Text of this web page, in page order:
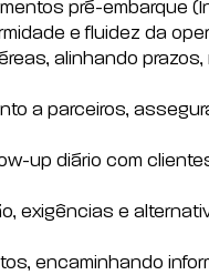
pré-embarque
e fluidez da
alinhando prazos,
a parceiros,
up diário com
exigências e
encaminhando